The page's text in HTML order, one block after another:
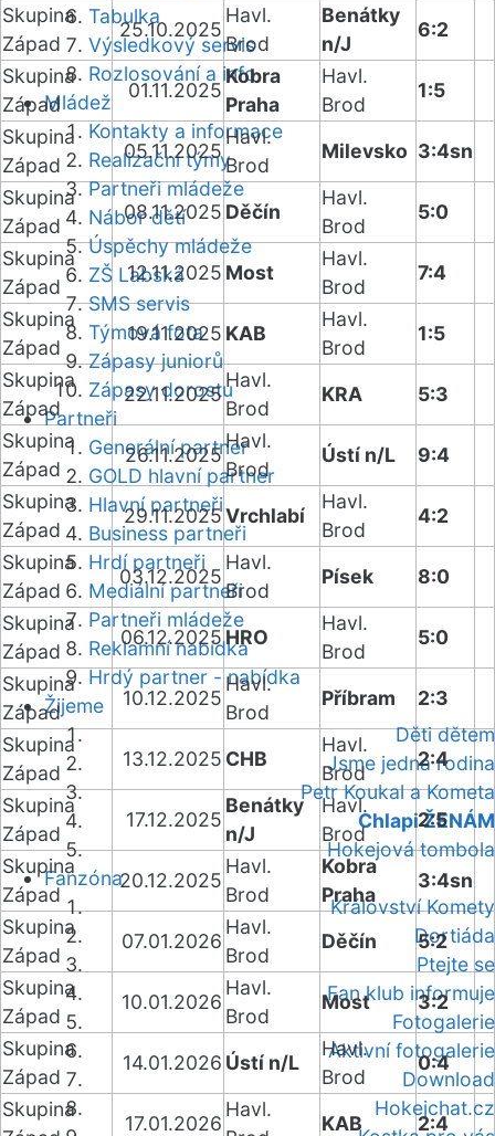
Tabulka
Výsledkový servis
Rozlosování a info
Mládež
Kontakty a informace
Realizační týmy
Partneři mládeže
Nábor dětí
Úspěchy mládeže
ZŠ Labská
SMS servis
Týmová fota
Zápasy juniorů
Zápasy dorostu
Partneři
Generální partner
GOLD hlavní partner
Hlavní partneři
Business partneři
Hrdí partneři
Mediální partneři
Partneři mládeže
Reklamní nabídka
Hrdý partner - nabídka
Žijeme
Děti dětem
Jsme jedna rodina
Petr Koukal a Kometa
Chlapi ŽENÁM
Hokejová tombola
Fanzóna
Království Komety
Dortiáda
Ptejte se
Fan klub informuje
Fotogalerie
Aktivní fotogalerie
Download
Hokejchat.cz
Skupina
Západ
25.10.2025
Havl.
Brod
Benátky
n/J
6:2
Skupina
Západ
01.11.2025
Kobra
Praha
Havl.
Brod
1:5
Skupina
Západ
05.11.2025
Havl.
Brod
Milevsko 3:4sn
Skupina
Západ
08.11.2025 Děčín
Havl.
Brod
5:0
Skupina
Západ
12.11.2025 Most
Havl.
Brod
7:4
Skupina
Západ
19.11.2025 KAB
Havl.
Brod
1:5
Skupina
Západ
22.11.2025
Havl.
Brod
KRA
5:3
Skupina
Západ
26.11.2025
Havl.
Brod
Ústí n/L
9:4
Skupina
Západ
29.11.2025Vrchlabí
Havl.
Brod
4:2
Skupina
Západ
03.12.2025
Havl.
Brod
Písek
8:0
Skupina
Západ
06.12.2025 HRO
Havl.
Brod
5:0
Skupina
Západ
10.12.2025
Havl.
Brod
Příbram
2:3
Skupina
Západ
13.12.2025 CHB
Havl.
Brod
2:4
Skupina
Západ
17.12.2025
Benátky
n/J
Havl.
Brod
2:5
Skupina
Západ
20.12.2025
Havl.
Brod
Kobra
Praha
3:4sn
Skupina
Západ
07.01.2026
Havl.
Brod
Děčín
5:2
Skupina
Západ
10.01.2026
Havl.
Brod
Most
3:2
Skupina
Západ
14.01.2026 Ústí n/L
Havl.
Brod
0:4
Skupina
17.01.2026
Havl.
KAB 2:4